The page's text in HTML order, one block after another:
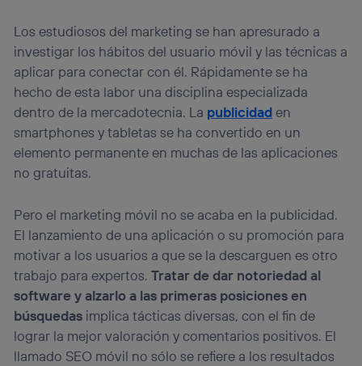
Los estudiosos del marketing se han apresurado a
investigar los hábitos del usuario móvil y las técnicas a
aplicar para conectar con él. Rápidamente se ha
hecho de esta labor una disciplina especializada
dentro de la mercadotecnia. La publicidaden
smartphones y tabletas se ha convertido en un
elemento permanente en muchas de las aplicaciones
no gratuitas.
Pero el marketing móvil no se acaba en la publicidad.
El lanzamiento de una aplicación o su promoción para
motivar a los usuarios a que se la descarguen es otro
trabajo para expertos.Tratar de dar notoriedad al
software y alzarlo a las primeras posiciones en
búsquedas implica tácticas diversas, con el fin de
lograr la mejor valoración y comentarios positivos. El
llamado SEO móvil no sólo se refiere a los resultados